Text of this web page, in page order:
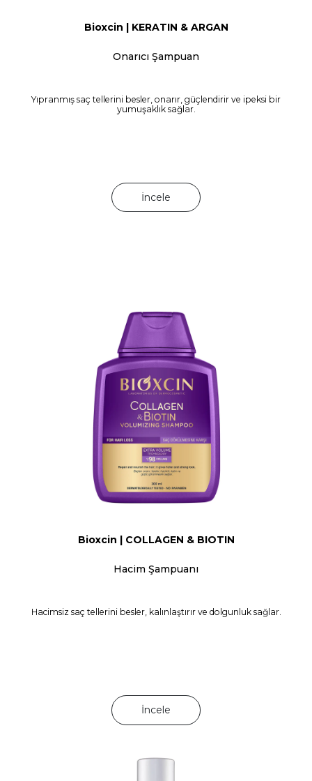
Bioxcin | KERATIN & ARGAN
Onarıcı Şampuan
Yıpranmış saç tellerini besler, onarır, güçlendirir ve ipeksi bir
yumuşaklık sağlar.
İncele
Bioxcin | COLLAGEN & BIOTIN
Hacim Şampuanı
Hacimsiz saç tellerini besler, kalınlaştırır ve dolgunluk sağlar.
İncele